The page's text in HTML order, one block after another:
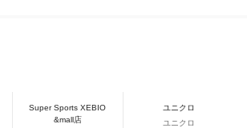
Super Sports XEBIO
&mall店
ユニクロ
ユニクロ